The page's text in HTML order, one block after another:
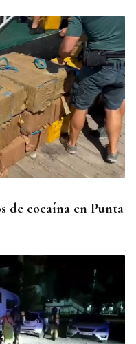
de cocaína en Punta